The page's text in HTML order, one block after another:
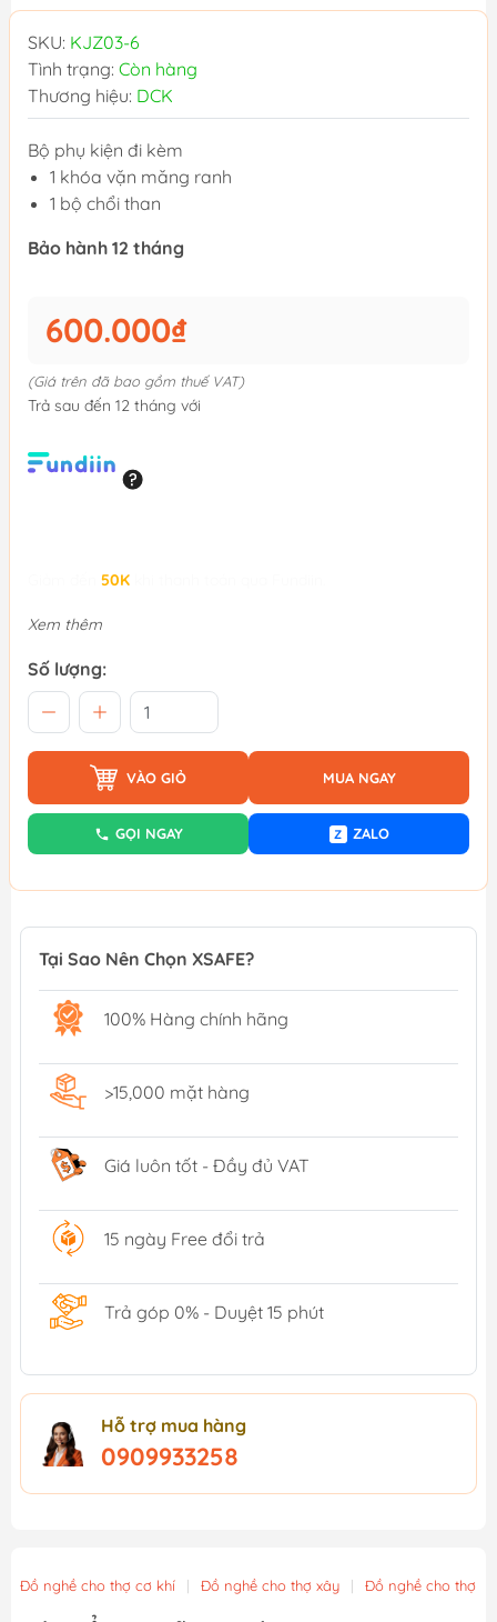
SKU: KJZ03-6
Tình trạng: Còn hàng
Thương hiệu: DCK
Bộ phụ kiện đi kèm
1 khóa vặn măng ranh
1 bộ chổi than
Bảo hành 12 tháng
600.000₫
(Giá trên đã bao gồm thuế VAT)
Trả sau đến 12 tháng với
50K
Xem thêm
Số lượng:
VÀO GIỎ MUA NGAY
GỌI NGAY Z ZALO
Tại Sao Nên Chọn XSAFE?
100% Hàng chính hãng
>15,000 mặt hàng
Giá luôn tốt - Đầy đủ VAT
15 ngày Free đổi trả
Trả góp 0% - Duyệt 15 phút
Hỗ trợ mua hàng
0909933258
Đồ nghề cho thợ cơ khí | Đồ nghề cho thợ xây | Đồ nghề cho thợ